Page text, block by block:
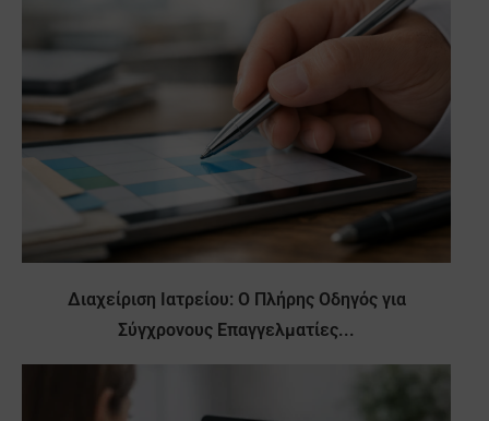
Διαχείριση Ιατρείου: Ο Πλήρης Οδηγός για
Σύγχρονους Επαγγελματίες...